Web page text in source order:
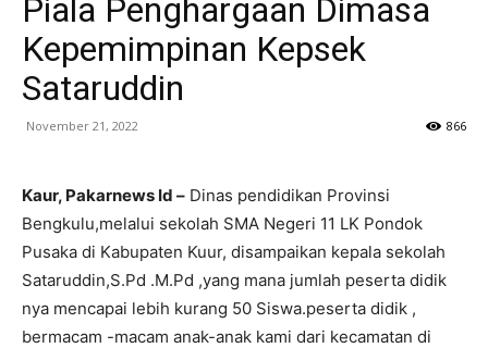
Piala Penghargaan Dimasa
Kepemimpinan Kepsek
Sataruddin
November 21, 2022 866
Kaur, Pakarnews Id – Dinas pendidikan Provinsi
Bengkulu,melalui sekolah SMA Negeri 11 LK Pondok
Pusaka di Kabupaten Kuur, disampaikan kepala sekolah
Sataruddin,S.Pd .M.Pd ,yang mana jumlah peserta didik
nya mencapai lebih kurang 50 Siswa.peserta didik ,
bermacam -macam anak-anak kami dari kecamatan di